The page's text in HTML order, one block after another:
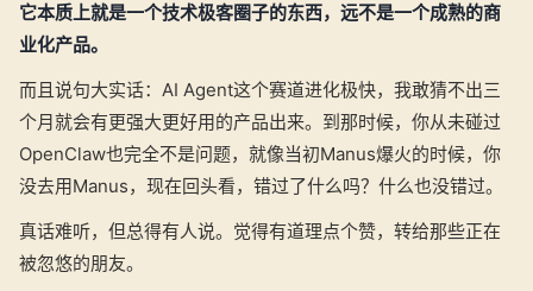
它本质上就是一个技术极客圈子的东西，远不是一个成熟的商
业化产品。
而且说句大实话：AI Agent这个赛道进化极快，我敢猜不出三
个月就会有更强大更好用的产品出来。到那时候，你从未碰过
OpenClaw也完全不是问题，就像当初Manus爆火的时候，你
没去用Manus，现在回头看，错过了什么吗？什么也没错过。
真话难听，但总得有人说。觉得有道理点个赞，转给那些正在
被忽悠的朋友。